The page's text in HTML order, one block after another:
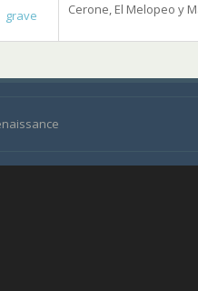
grave Cerone, El Melopeo y